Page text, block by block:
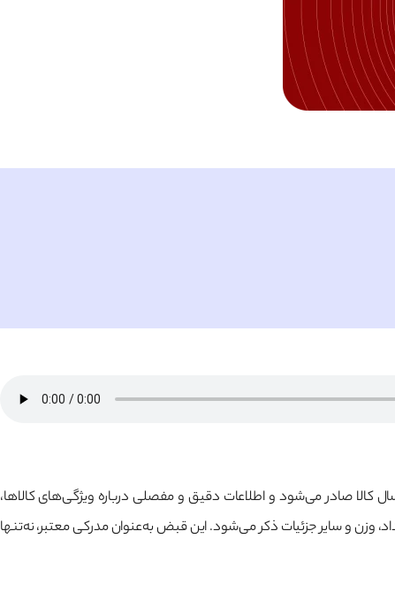
کالا صادر می‌شود و اطلاعات دقیق و مفصلی درباره ویژگی‌های کالاها،
وزن و سایر جزئیات ذکر می‌شود. این قبض به‌عنوان مدرکی معتبر، نه‌تنها